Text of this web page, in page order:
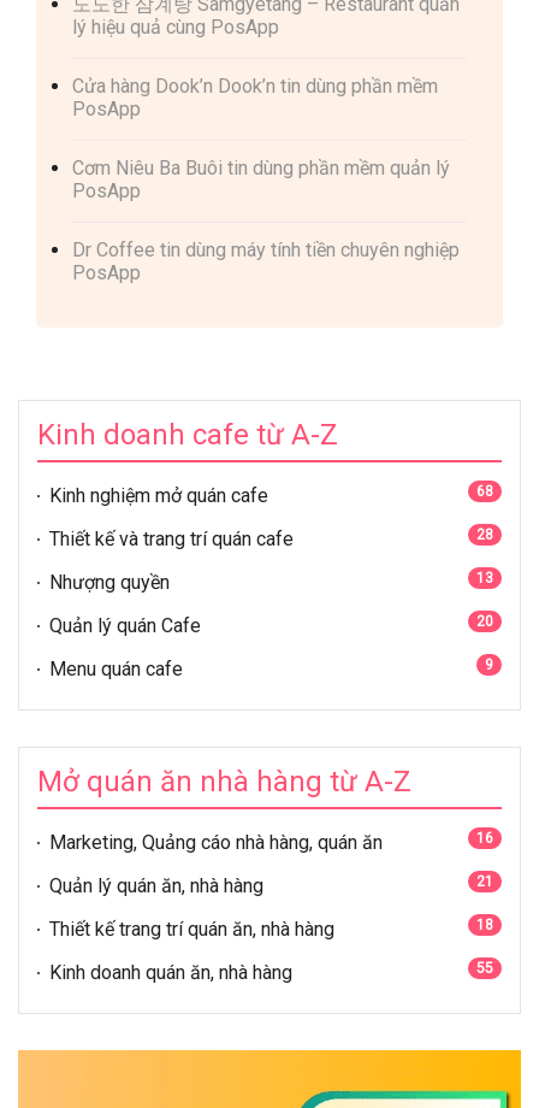
lý hiệu quả cùng PosApp
Cửa hàng Dook’n Dook’n tin dùng phần mềm
PosApp
Cơm Niêu Ba Buôi tin dùng phần mềm quản lý
PosApp
Dr Coffee tin dùng máy tính tiền chuyên nghiệp
PosApp
Kinh doanh cafe từ A-Z
Kinh nghiệm mở quán cafe 68
Thiết kế và trang trí quán cafe 28
Nhượng quyền 13
Quản lý quán Cafe 20
Menu quán cafe 9
Mở quán ăn nhà hàng từ A-Z
Marketing, Quảng cáo nhà hàng, quán ăn 16
Quản lý quán ăn, nhà hàng 21
Thiết kế trang trí quán ăn, nhà hàng 18
Kinh doanh quán ăn, nhà hàng 55